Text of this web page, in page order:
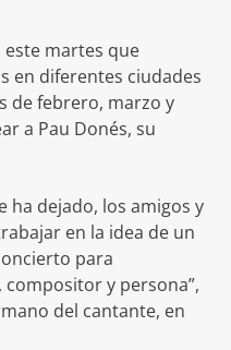
este martes que
en diferentes ciudades
de febrero, marzo y
a Pau Donés, su
ha dejado, los amigos y
en la idea de un
para
y persona”,
del cantante, en